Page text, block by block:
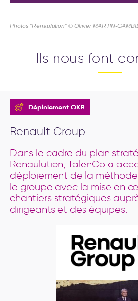
Photos "Renaulution" © Olivier MARTIN-
Ils nous font
Déploiement OKR
Renault Group
Dans le cadre du plan
Renaulution, TalenCo a
déploiement de la
le groupe avec la mise en
chantiers stratégiques
dirigeants et des équipes.